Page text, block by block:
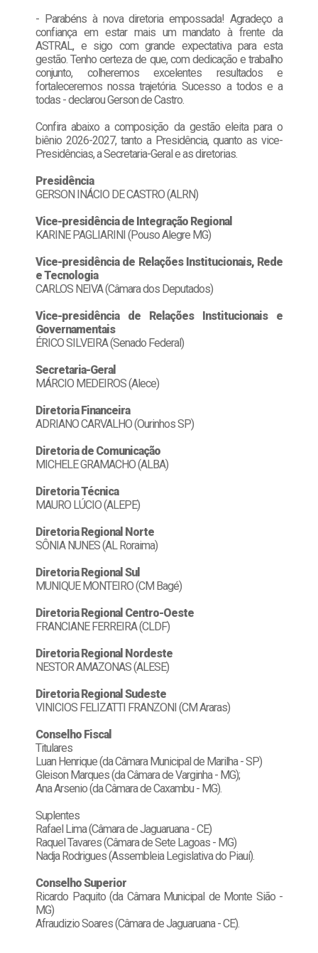
- Parabéns à nova diretoria empossada! Agradeço a
confiança em estar mais um mandato à frente da
ASTRAL, e sigo com grande expectativa para esta
gestão. Tenho certeza de que, com dedicação e trabalho
conjunto, colheremos excelentes resultados e
fortaleceremos nossa trajetória. Sucesso a todos e a
todas - declarou Gerson de Castro.
Confira abaixo a composição da gestão eleita para o
biênio 2026-2027, tanto a Presidência, quanto as vice-
Presidências, a Secretaria-Geral e as diretorias.
Presidência
GERSON INÁCIO DE CASTRO (ALRN)
Vice-presidência de Integração Regional
KARINE PAGLIARINI (Pouso Alegre MG)
Vice-presidência de Relações Institucionais, Rede
e Tecnologia
CARLOS NEIVA (Câmara dos Deputados)
Vice-presidência de Relações Institucionais e
Governamentais
ÉRICO SILVEIRA (Senado Federal)
Secretaria-Geral
MÁRCIO MEDEIROS (Alece)
Diretoria Financeira
ADRIANO CARVALHO (Ourinhos SP)
Diretoria de Comunicação
MICHELE GRAMACHO (ALBA)
Diretoria Técnica
MAURO LÚCIO (ALEPE)
Diretoria Regional Norte
SÔNIA NUNES (AL Roraima)
Diretoria Regional Sul
MUNIQUE MONTEIRO (CM Bagé)
Diretoria Regional Centro-Oeste
FRANCIANE FERREIRA (CLDF)
Diretoria Regional Nordeste
NESTOR AMAZONAS (ALESE)
Diretoria Regional Sudeste
VINICIOS FELIZATTI FRANZONI (CM Araras)
Conselho Fiscal
Titulares
Luan Henrique (da Câmara Municipal de Marilha - SP)
Gleison Marques (da Câmara de Varginha - MG);
Ana Arsenio (da Câmara de Caxambu - MG).
Suplentes
Rafael Lima (Câmara de Jaguaruana - CE)
Raquel Tavares (Câmara de Sete Lagoas - MG)
Nadja Rodrigues (Assembleia Legislativa do Piauí).
Conselho Superior
Ricardo Paquito (da Câmara Municipal de Monte Sião -
MG)
Afraudizio Soares (Câmara de Jaguaruana - CE).